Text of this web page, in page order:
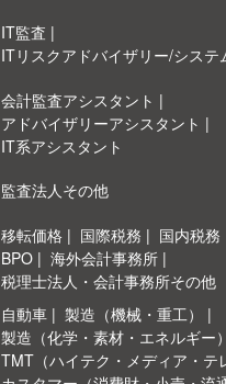
IT監査
ITリスクアドバイザリー/システ
会計監査アシスタント
アドバイザリーアシスタント
IT系アシスタント
監査法人その他
移転価格 国際税務
国内税務
BPO
海外会計事務所
税理士法人・会計事務所その他
自動車
製造（機械・重工）
製造（化学・素材・エネルギー）
TMT（ハイテク・メディア・テ